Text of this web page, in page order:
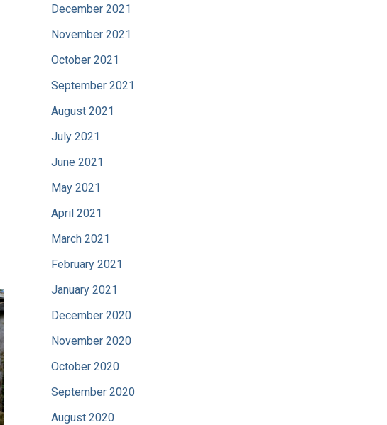
December 2021
November 2021
October 2021
September 2021
August 2021
July 2021
June 2021
May 2021
April 2021
March 2021
February 2021
January 2021
December 2020
November 2020
October 2020
September 2020
August 2020